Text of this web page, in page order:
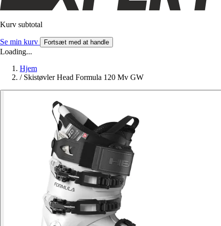
Kurv subtotal
Se min kurv Fortsæt med at handle
Loading...
Hjem
/ Skistøvler Head Formula 120 Mv GW